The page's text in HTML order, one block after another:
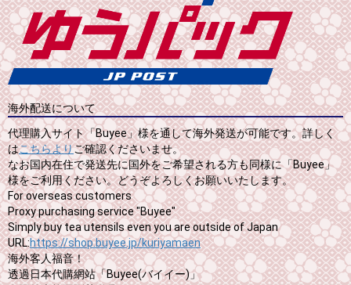
海外配送について
代理購入サイト「Buyee」様を通して海外発送が可能です。詳しく
はこちらよりご確認くださいませ。
なお国内在住で発送先に国外をご希望される方も同様に「Buyee」
様をご利用ください。どうぞよろしくお願いいたします。
For overseas customers
Proxy purchasing service "Buyee"
Simply buy tea utensils even you are outside of Japan
URL:https://shop.buyee.jp/kuriyamaen
海外客人福音！
透過日本代購網站「Buyee(バイイー)」